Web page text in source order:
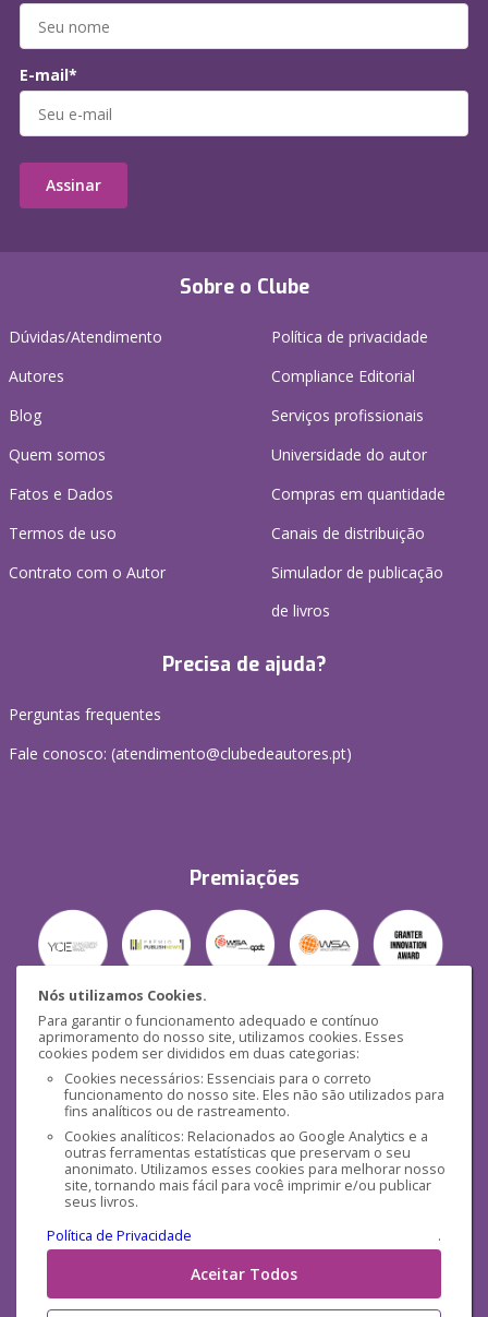
Nós utilizamos Cookies.
Para garantir o funcionamento adequado e contínuo
aprimoramento do nosso site, utilizamos cookies. Esses
cookies podem ser divididos em duas categorias:
Cookies necessários: Essenciais para o correto
funcionamento do nosso site. Eles não são utilizados para
fins analíticos ou de rastreamento.
Cookies analíticos: Relacionados ao Google Analytics e a
outras ferramentas estatísticas que preservam o seu
anonimato. Utilizamos esses cookies para melhorar nosso
site, tornando mais fácil para você imprimir e/ou publicar
seus livros.
Política de Privacidade
.
Aceitar Todos
Sobre o Clube
Dúvidas/Atendimento
Autores
Blog
Quem somos
Fatos e Dados
Termos de uso
Contrato com o Autor
Política de privacidade
Compliance Editorial
Serviços profissionais
Universidade do autor
Compras em quantidade
Canais de distribuição
Simulador de publicação
de livros
Precisa de ajuda?
Perguntas frequentes
Fale conosco: (atendimento@clubedeautores.pt)
Premiações
Segurança
Mídias Sociais
E-mail*
Assinar